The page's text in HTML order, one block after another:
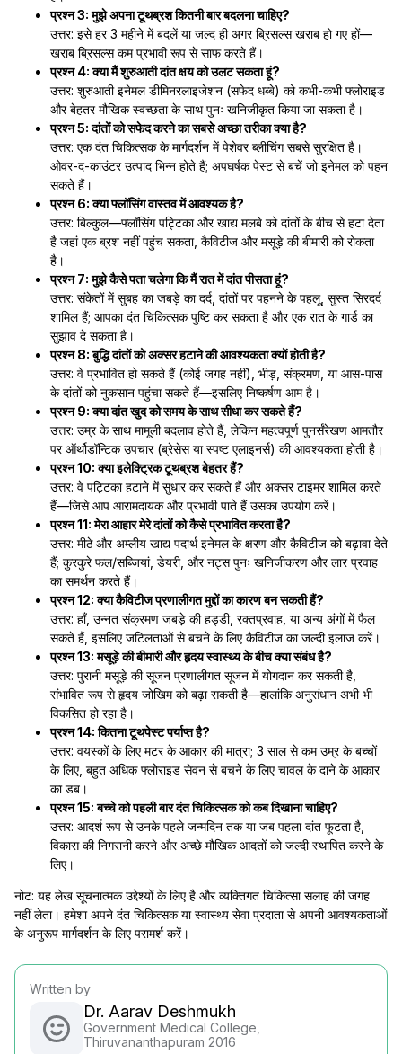
प्रश्न 3: मुझे अपना टूथब्रश कितनी बार बदलना चाहिए?
उत्तर: इसे हर 3 महीने में बदलें या जल्द ही अगर ब्रिसल्स खराब हो गए हों—
खराब ब्रिसल्स कम प्रभावी रूप से साफ करते हैं।
प्रश्न 4: क्या मैं शुरुआती दांत क्षय को उलट सकता हूं?
उत्तर: शुरुआती इनेमल डीमिनरलाइजेशन (सफेद धब्बे) को कभी-कभी फ्लोराइड
और बेहतर मौखिक स्वच्छता के साथ पुनः खनिजीकृत किया जा सकता है।
प्रश्न 5: दांतों को सफेद करने का सबसे अच्छा तरीका क्या है?
उत्तर: एक दंत चिकित्सक के मार्गदर्शन में पेशेवर ब्लीचिंग सबसे सुरक्षित है।
ओवर-द-काउंटर उत्पाद भिन्न होते हैं; अपघर्षक पेस्ट से बचें जो इनेमल को पहन
सकते हैं।
प्रश्न 6: क्या फ्लॉसिंग वास्तव में आवश्यक है?
उत्तर: बिल्कुल—फ्लॉसिंग पट्टिका और खाद्य मलबे को दांतों के बीच से हटा देता
है जहां एक ब्रश नहीं पहुंच सकता, कैविटीज और मसूड़े की बीमारी को रोकता
है।
प्रश्न 7: मुझे कैसे पता चलेगा कि मैं रात में दांत पीसता हूं?
उत्तर: संकेतों में सुबह का जबड़े का दर्द, दांतों पर पहनने के पहलू, सुस्त सिरदर्द
शामिल हैं; आपका दंत चिकित्सक पुष्टि कर सकता है और एक रात के गार्ड का
सुझाव दे सकता है।
प्रश्न 8: बुद्धि दांतों को अक्सर हटाने की आवश्यकता क्यों होती है?
उत्तर: वे प्रभावित हो सकते हैं (कोई जगह नहीं), भीड़, संक्रमण, या आस-पास
के दांतों को नुकसान पहुंचा सकते हैं—इसलिए निष्कर्षण आम है।
प्रश्न 9: क्या दांत खुद को समय के साथ सीधा कर सकते हैं?
उत्तर: उम्र के साथ मामूली बदलाव होते हैं, लेकिन महत्वपूर्ण पुनर्संरेखण आमतौर
पर ऑर्थोडॉन्टिक उपचार (ब्रेसेस या स्पष्ट एलाइनर्स) की आवश्यकता होती है।
प्रश्न 10: क्या इलेक्ट्रिक टूथब्रश बेहतर हैं?
उत्तर: वे पट्टिका हटाने में सुधार कर सकते हैं और अक्सर टाइमर शामिल करते
हैं—जिसे आप आरामदायक और प्रभावी पाते हैं उसका उपयोग करें।
प्रश्न 11: मेरा आहार मेरे दांतों को कैसे प्रभावित करता है?
उत्तर: मीठे और अम्लीय खाद्य पदार्थ इनेमल के क्षरण और कैविटीज को बढ़ावा देते
हैं; कुरकुरे फल/सब्जियां, डेयरी, और नट्स पुनः खनिजीकरण और लार प्रवाह
का समर्थन करते हैं।
प्रश्न 12: क्या कैविटीज प्रणालीगत मुद्दों का कारण बन सकती हैं?
उत्तर: हाँ, उन्नत संक्रमण जबड़े की हड्डी, रक्तप्रवाह, या अन्य अंगों में फैल
सकते हैं, इसलिए जटिलताओं से बचने के लिए कैविटीज का जल्दी इलाज करें।
प्रश्न 13: मसूड़े की बीमारी और हृदय स्वास्थ्य के बीच क्या संबंध है?
उत्तर: पुरानी मसूड़े की सूजन प्रणालीगत सूजन में योगदान कर सकती है,
संभावित रूप से हृदय जोखिम को बढ़ा सकती है—हालांकि अनुसंधान अभी भी
विकसित हो रहा है।
प्रश्न 14: कितना टूथपेस्ट पर्याप्त है?
उत्तर: वयस्कों के लिए मटर के आकार की मात्रा; 3 साल से कम उम्र के बच्चों
के लिए, बहुत अधिक फ्लोराइड सेवन से बचने के लिए चावल के दाने के आकार
का डब।
प्रश्न 15: बच्चे को पहली बार दंत चिकित्सक को कब दिखाना चाहिए?
उत्तर: आदर्श रूप से उनके पहले जन्मदिन तक या जब पहला दांत फूटता है,
विकास की निगरानी करने और अच्छे मौखिक आदतों को जल्दी स्थापित करने के
लिए।
नोट: यह लेख सूचनात्मक उद्देश्यों के लिए है और व्यक्तिगत चिकित्सा सलाह की जगह
नहीं लेता। हमेशा अपने दंत चिकित्सक या स्वास्थ्य सेवा प्रदाता से अपनी आवश्यकताओं
के अनुरूप मार्गदर्शन के लिए परामर्श करें।
Written by
Dr. Aarav Deshmukh
Government Medical College,
Thiruvananthapuram 2016